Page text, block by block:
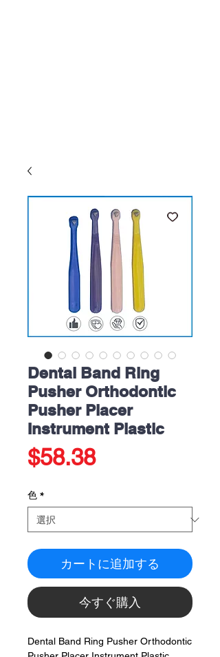
Dental Band Ring
Pusher Orthodontic
Pusher Placer
Instrument Plastic
$58.38価
色 *
カートに追加する
今すぐ購入
Dental Band Ring Pusher Orthodontic